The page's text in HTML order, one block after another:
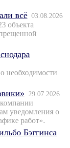
всё 03.08.2026
объекта
необходимости
29.07.2026
уведомления о
работ».
Бэггинса